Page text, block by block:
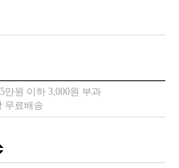
만원 이하 3,000원 부과
무료배송